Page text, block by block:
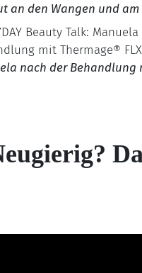
an den Wangen und
nach der Behandlung